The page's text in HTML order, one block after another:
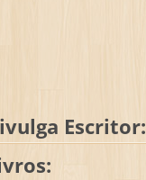
Escritor: